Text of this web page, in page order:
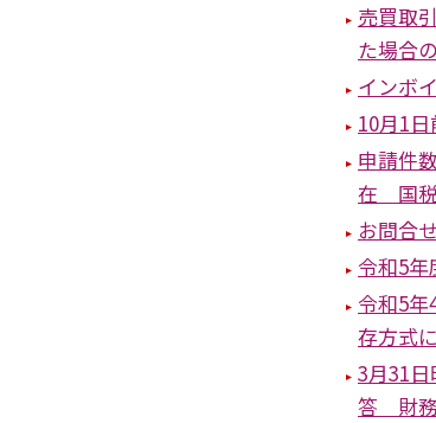
売買取
た場合
インボ
10月1
申請件
在 国
お問合
令和5
令和5
存方式
3月31
答 財